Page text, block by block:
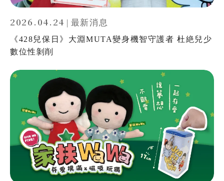
2026.04.24 | 最新消息
《428兒保日》大淵MUTA變身機智守護者 杜絶兒少
數位性剝削